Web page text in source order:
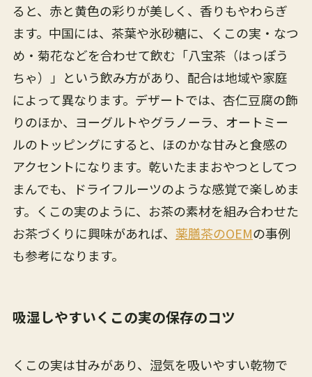
ると、赤と黄色の彩りが美しく、香りもやわらぎ
ます。中国には、茶葉や氷砂糖に、くこの実・なつ
め・菊花などを合わせて飲む「八宝茶（はっぽう
ちゃ）」という飲み方があり、配合は地域や家庭
によって異なります。デザートでは、杏仁豆腐の飾
りのほか、ヨーグルトやグラノーラ、オートミー
ルのトッピングにすると、ほのかな甘みと食感の
アクセントになります。乾いたままおやつとしてつ
まんでも、ドライフルーツのような感覚で楽しめま
す。くこの実のように、お茶の素材を組み合わせた
お茶づくりに興味があれば、 薬膳茶のOEMの事例
も参考になります。
吸湿しやすいくこの実の保存のコツ
くこの実は甘みがあり、湿気を吸いやすい乾物で